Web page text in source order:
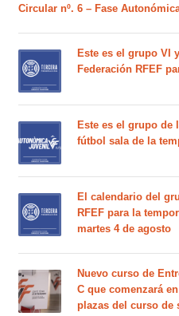
Circular nº. 6 – Fase
Este es el grupo VI
Federación RFEF
Este es el grupo de
fútbol sala de la
El calendario del
RFEF para la
martes 4 de agosto
Nuevo curso de
C que comenzará
plazas del curso de